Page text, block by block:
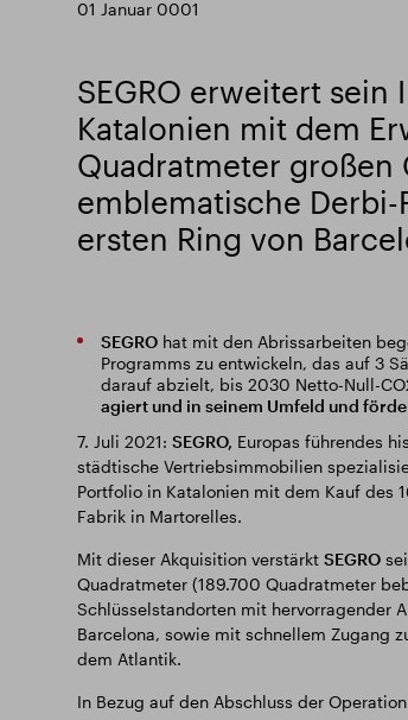
01 Januar 0001
SEGRO erweitert
Katalonien mit dem
Quadratmeter großen
emblematische
ersten Ring von
SEGROhat mit den Abrissarbeiten
Programms zu entwickeln, das auf 3
darauf abzielt, bis 2030 Netto-Null-
agiert und in seinem Umfeld und
7. Juli 2021: SEGRO, Europas führendes
städtische Vertriebsimmobilien
Portfolio in Katalonien mit dem Kauf des
Fabrik in Martorelles.
Mit dieser Akquisition verstärkt SEGRO
Quadratmeter (189.700 Quadratmeter
Schlüsselstandorten mit hervorragender
Barcelona, sowie mit schnellem Zugang
dem Atlantik.
In Bezug auf den Abschluss der